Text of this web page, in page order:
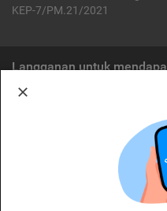
KEP-7/PM.21/2021
Langganan untuk
Cermati merupakan
OJK. Oleh karena itu, produk dan/
ditawarkan bukan merupakan
diterbitkan oleh Cermati dan